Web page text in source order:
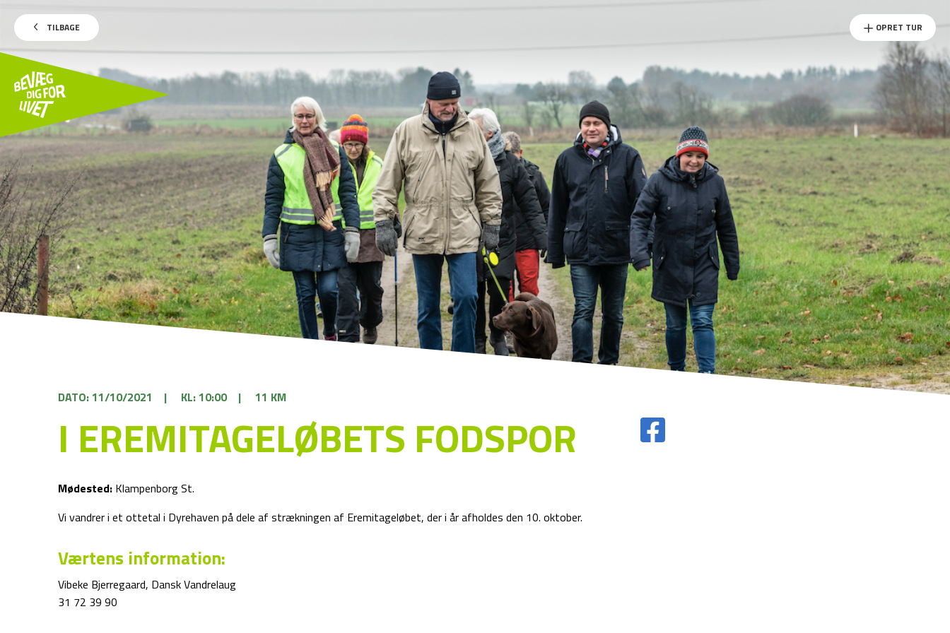
TILBAGE OPRET TUR
DATO: 11/10/2021 | KL: 10:00 | 11 KM
I EREMITAGELØBETS FODSPOR
Mødested: Klampenborg St.
Vi vandrer i et ottetal i Dyrehaven på dele af strækningen af Eremitageløbet, der i år afholdes den 10. oktober.
Værtens information:
Vibeke Bjerregaard, Dansk Vandrelaug
31 72 39 90